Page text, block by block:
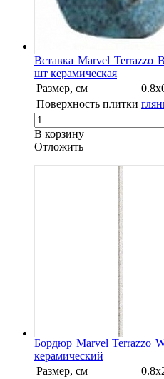
Вставка Marvel Terrazzo
шт керамическая
Размер, см
Поверхность плитки
В корзину
Oтложить
Бордюр Marvel Terrazzo
керамический
Размер, см